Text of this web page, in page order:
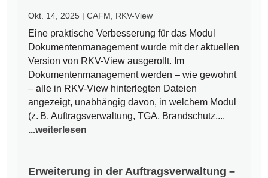
Okt. 14, 2025 |CAFM RKV-View
Eine praktische Verbesserung für das Modul
Dokumentenmanagement wurde mit der aktuellen
Version von RKV-View ausgerollt. Im
Dokumentenmanagement werden – wie gewohnt
– alle in RKV-View hinterlegten Dateien
angezeigt, unabhängig davon, in welchem Modul
(z. B. Auftragsverwaltung, TGA, Brandschutz,...
...weiterlesen
Erweiterung in der Auftragsverwaltung –